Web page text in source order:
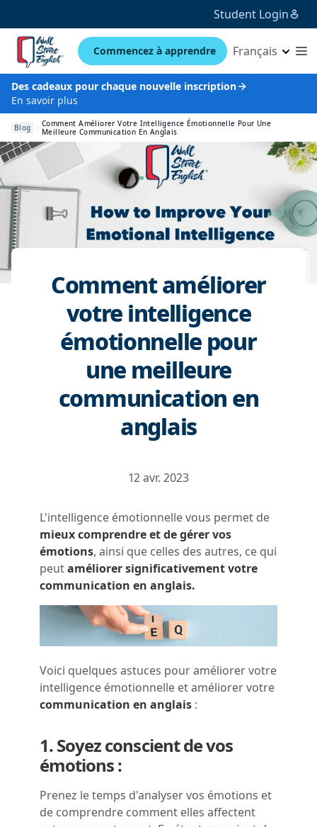
Student Login
Commencez à apprendre Français
Des cadeaux pour chaque nouvelle inscription
En savoir plus
Blog
Comment Améliorer Votre Intelligence Émotionnelle Pour Une
Meilleure Communication En Anglais
Comment améliorer
votre intelligence
émotionnelle pour
une meilleure
communication en
anglais
12 avr. 2023
L'intelligence émotionnelle vous permet de
mieux comprendre et de gérer vos
émotions, ainsi que celles des autres, ce qui
peutaméliorer significativement votre
communication en anglais.
Voici quelques astuces pour améliorer votre
intelligence émotionnelle et améliorer votre
communication en anglais :
1. Soyez conscient de vos
émotions :
Prenez le temps d'analyser vos émotions et
de comprendre comment elles affectent